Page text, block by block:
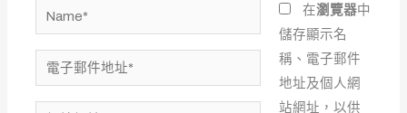
Name*
電
子
在瀏覽器中
儲存顯示名
稱、電子郵件
地址及個人網
站網址，以供